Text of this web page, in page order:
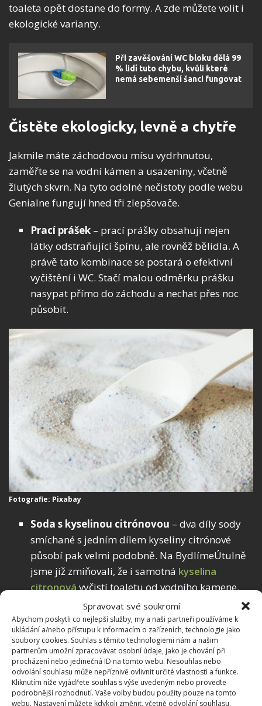
Spravovat své soukromí
Abychom poskytli co nejlepší služby, my a naši partneři používáme k
ukládání a/nebo přístupu k informacím o zařízeních, technologie jako
soubory cookies. Souhlas s těmito technologiemi nám a našim
partnerům umožní zpracovávat osobní údaje, jako je chování při
procházení nebo jedinečná ID na tomto webu. Nesouhlas nebo
odvolání souhlasu může nepříznivě ovlivnit určité vlastnosti a funkce.
Kliknutím níže vyjádřete souhlas s výše uvedeným nebo proveďte
podrobnější rozhodnutí. Vaše volby budou použity pouze na tomto
webu. Nastavení můžete kdykoli změnit, včetně odvolání souhlasu,
toaleta opět dostane do formy. A zde můžete volit i
ekologické varianty.
Při zavěšování WC bloku dělá 99
% lidí tuto chybu, kvůli které
nemá sebemenší šanci fungovat
Čistěte ekologicky, levně a chytře
Jakmile máte záchodovou mísu vydrhnutou,
zaměřte se na vodní kámen a usazeniny, včetně
žlutých skvrn. Na tyto odolné nečistoty podle webu
Genialne fungují hned tři zlepšovače.
Prací prášek – prací prášky obsahují nejen
látky odstraňující špínu, ale rovněž bělidla. A
právě tato kombinace se postará o efektivní
vyčištění i WC. Stačí malou odměrku prášku
nasypat přímo do záchodu a nechat přes noc
působit.
Fotografie: Pixabay
Soda s kyselinou citrónovou – dva díly sody
smíchané s jedním dílem kyseliny citrónové
působí pak velmi podobně. Na BydlímeÚtulně
jsme již zmiňovali, že i samotná kyselina
citronovávyčistí toaletu od vodního kamene.
– ocet, a především ten bílý, naředěný
trochou vody má také velmi dobré výsledky v
boji s vodním kamenem, pokud se nechá
dostatečně dlouhou chvíli působit.